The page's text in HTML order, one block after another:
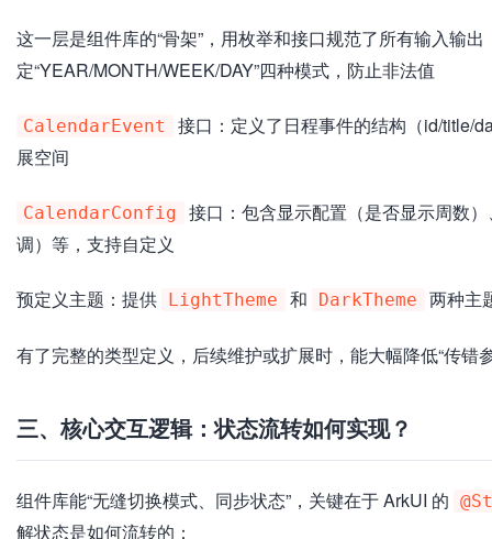
这一层是组件库的“骨架”，用枚举和接口规范了所有输入输
定“YEAR/MONTH/WEEK/DAY”四种模式，防止非法值
CalendarEvent
接口：定义了日程事件的结构（id/title/
展空间
CalendarConfig
接口：包含显示配置（是否显示周数
调）等，支持自定义
预定义主题：提供 LightTheme 和 DarkTheme 两种主
有了完整的类型定义，后续维护或扩展时，能大幅降低“传错
三、核心交互逻辑：状态流转如何实现？
组件库能“无缝切换模式、同步状态”，关键在于 ArkUI 的
解状态是如何流转的：